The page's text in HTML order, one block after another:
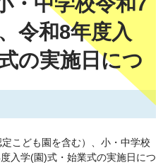
令和8年度入
の実施日につ
こども園を含む）、小・中学校
入学(園)式・始業式の実施日につ